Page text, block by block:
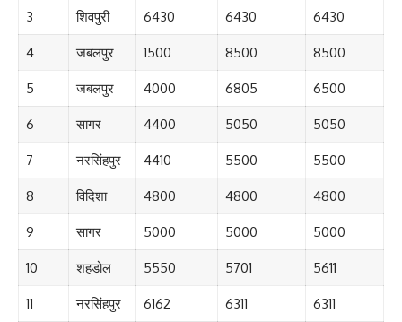
3 शिवपुरी 6430 6430 6430
4 जबलपुर 1500 8500 8500
5 जबलपुर 4000 6805 6500
6 सागर 4400 5050 5050
7 नरसिंहपुर 4410 5500 5500
8 विदिशा 4800 4800 4800
9 सागर 5000 5000 5000
10 शहडोल 5550 5701 5611
11 नरसिंहपुर 6162 6311 6311